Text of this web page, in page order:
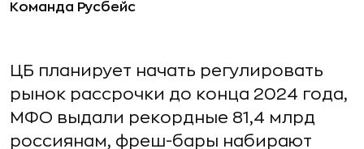
Команда Русбейс
ЦБ планирует начать регулировать
рынок рассрочки до конца 2024 года,
МФО выдали рекордные 81,4 млрд
россиянам, фреш-бары набирают